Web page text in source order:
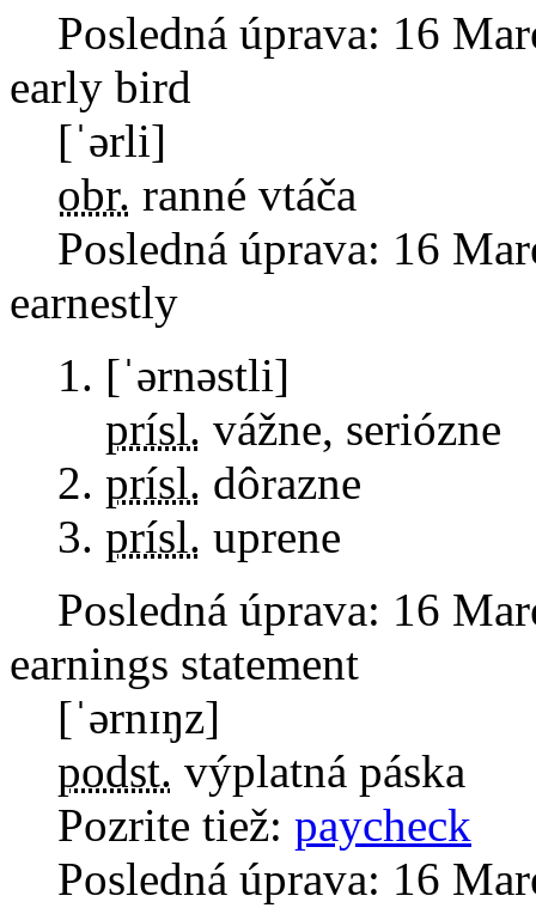
Posledná úprava: 16
early bird
[ˈərli]
obr. ranné vtáča
Posledná úprava: 16
earnestly
[ˈərnəstli]
prísl. vážne, seriózne
prísl. dôrazne
prísl. uprene
Posledná úprava: 16
earnings statement
[ˈərnɪŋz]
podst. výplatná páska
Pozrite tiež: paycheck
Posledná úprava: 16